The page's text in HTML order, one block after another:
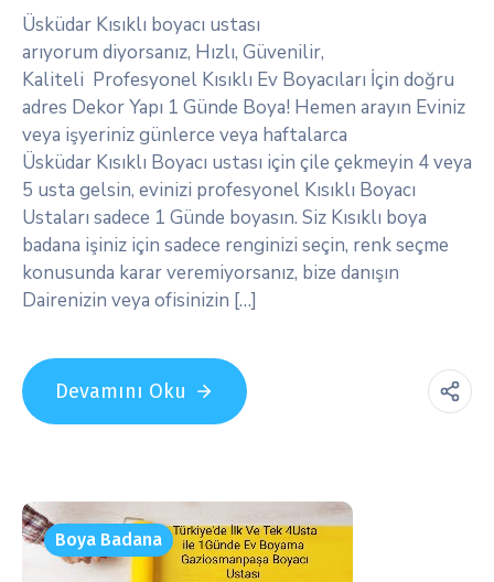
Üsküdar Kısıklı boyacı ustası
arıyorum diyorsanız, Hızlı, Güvenilir,
Kaliteli Profesyonel Kısıklı Ev Boyacıları İçin doğru
adres Dekor Yapı 1 Günde Boya! Hemen arayın Eviniz
veya işyeriniz günlerce veya haftalarca
Üsküdar Kısıklı Boyacı ustası için çile çekmeyin 4 veya
5 usta gelsin, evinizi profesyonel Kısıklı Boyacı
Ustaları sadece 1 Günde boyasın. Siz Kısıklı boya
badana işiniz için sadece renginizi seçin, renk seçme
konusunda karar veremiyorsanız, bize danışın
Dairenizin veya ofisinizin […]
Devamını Oku
Boya Badana